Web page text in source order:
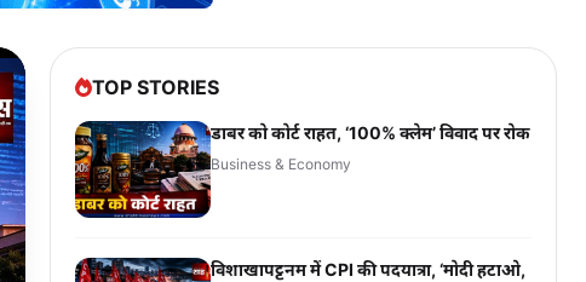
TOP STORIES
डाबर को कोर्ट राहत, ‘100% क्लेम’ विवाद पर रोक
Business & Economy
विशाखापट्टनम में CPI की पदयात्रा, ‘मोदी हटाओ,